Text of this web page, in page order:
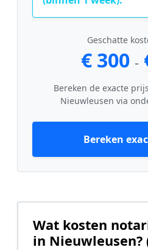
Geschatte
€ 300 -
Bereken de exacte
Nieuwleusen via
Bereken
Wat kosten
in Nieuwleusen?